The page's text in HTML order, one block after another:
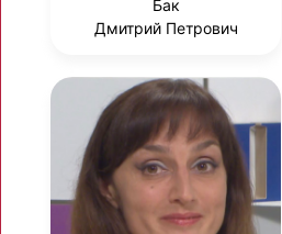
Бак
Дмитрий Петрович